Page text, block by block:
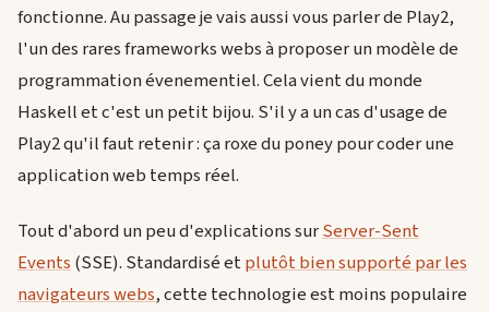
fonctionne. Au passage je vais aussi vous parler de Play2,
l'un des rares frameworks webs à proposer un modèle de
programmation évenementiel. Cela vient du monde
Haskell et c'est un petit bijou. S'il y a un cas d'usage de
Play2 qu'il faut retenir : ça roxe du poney pour coder une
application web temps réel.
Tout d'abord un peu d'explications surServer-Sent
Events(SSE). Standardisé etplutôt bien supporté par les
navigateurs webs, cette technologie est moins populaire